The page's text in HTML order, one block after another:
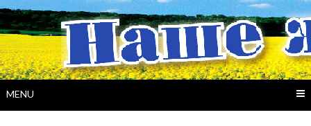
Skip
to
content
MENU